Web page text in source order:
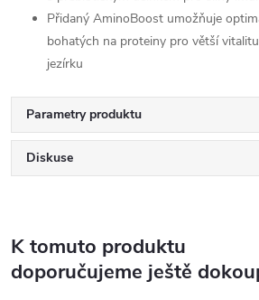
Přidaný AminoBoost umožňuje
bohatých na proteiny pro větší
jezírku
Parametry produktu
Diskuse
K tomuto produktu
doporučujeme ještě